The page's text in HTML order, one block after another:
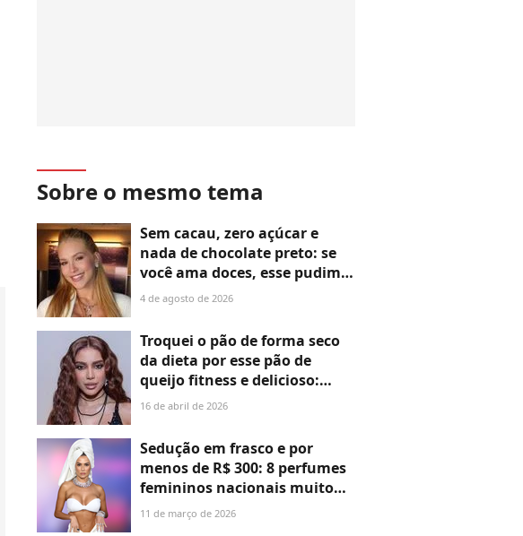
Sobre o mesmo tema
Sem cacau, zero açúcar e
nada de chocolate preto: se
você ama doces, esse pudim
de chia é a sobremesa fitness
cabe perfeitamente na dieta
4 de agosto de 2026
Troquei o pão de forma seco
da dieta por esse pão de
queijo fitness e delicioso:
receita leva tapioca, chia e
16 de abril de 2026
Sedução em frasco e por
menos de R$ 300: 8 perfumes
femininos nacionais muito
cheirosos e perfeitos para
11 de março de 2026